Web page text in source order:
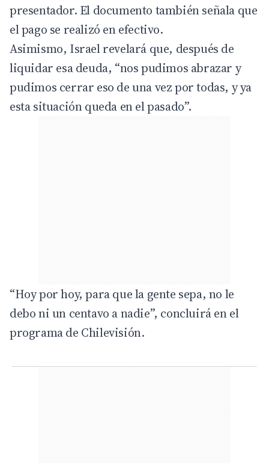
presentador. El documento también señala que
el pago se realizó en efectivo.
Asimismo, Israel revelará que, después de
liquidar esa deuda, “nos pudimos abrazar y
pudimos cerrar eso de una vez por todas, y ya
esta situación queda en el pasado”.
“Hoy por hoy, para que la gente sepa, no le
debo ni un centavo a nadie”, concluirá en el
programa de Chilevisión.